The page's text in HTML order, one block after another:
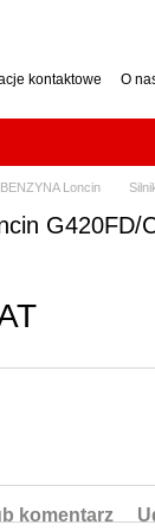
kontaktowe
O
jak wybrać?
jak wybrać?
BENZYNA Loncin
G420FD/
komentarz